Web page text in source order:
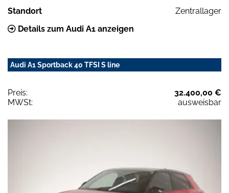
Standort
Zentrallager
Details zum Audi A1 anzeigen
Audi A1 Sportback 40 TFSI S line
Preis:
32.400,00 €
MWSt:
ausweisbar